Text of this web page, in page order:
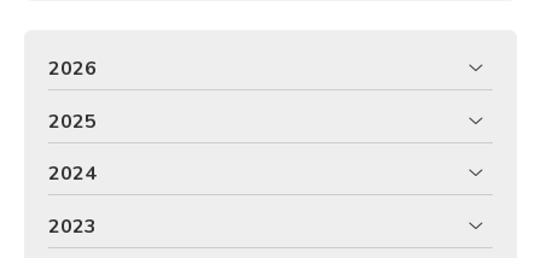
2026
2025
2024
2023